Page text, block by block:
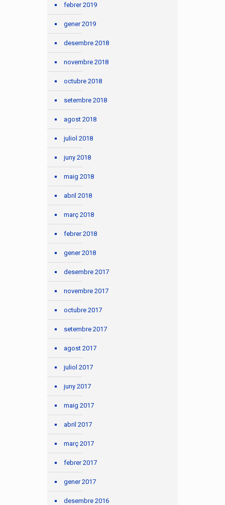
febrer 2019
gener 2019
desembre 2018
novembre 2018
octubre 2018
setembre 2018
agost 2018
juliol 2018
juny 2018
maig 2018
abril 2018
març 2018
febrer 2018
gener 2018
desembre 2017
novembre 2017
octubre 2017
setembre 2017
agost 2017
juliol 2017
juny 2017
maig 2017
abril 2017
març 2017
febrer 2017
gener 2017
desembre 2016